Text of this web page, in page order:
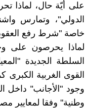
على أيّة حال، لماذا
الدولي"، وتمارس
خاصة "شرط رفع
لماذا يحرصون على
السلطة الجديدة
القوى الغربية
وجود "الأجانب" داخل
وطنية" وفقا لمعايير